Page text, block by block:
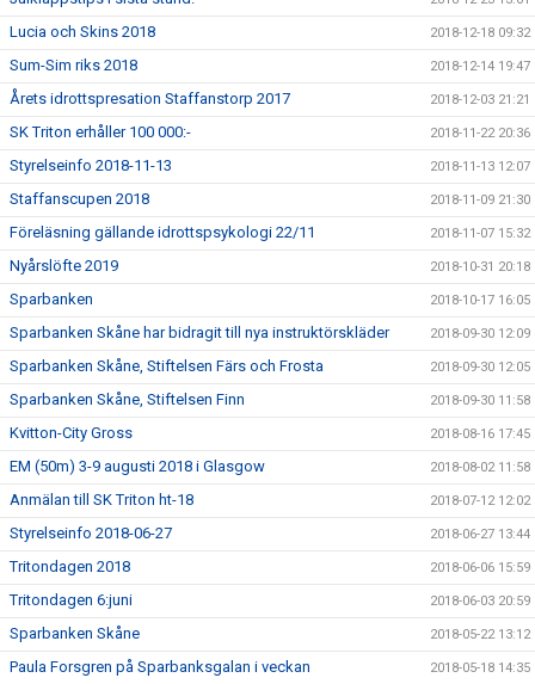
Lucia och Skins 2018 2018-12-18 09:32
Sum-Sim riks 2018 2018-12-14 19:47
Årets idrottspresation Staffanstorp 2017 2018-12-03 21:21
SK Triton erhåller 100 000:- 2018-11-22 20:36
Styrelseinfo 2018-11-13 2018-11-13 12:07
Staffanscupen 2018 2018-11-09 21:30
Föreläsning gällande idrottspsykologi 22/11 2018-11-07 15:32
Nyårslöfte 2019 2018-10-31 20:18
Sparbanken 2018-10-17 16:05
Sparbanken Skåne har bidragit till nya instruktörskläder 2018-09-30 12:09
Sparbanken Skåne, Stiftelsen Färs och Frosta 2018-09-30 12:05
Sparbanken Skåne, Stiftelsen Finn 2018-09-30 11:58
Kvitton-City Gross 2018-08-16 17:45
EM (50m) 3-9 augusti 2018 i Glasgow 2018-08-02 11:58
Anmälan till SK Triton ht-18 2018-07-12 12:02
Styrelseinfo 2018-06-27 2018-06-27 13:44
Tritondagen 2018 2018-06-06 15:59
Tritondagen 6:juni 2018-06-03 20:59
Sparbanken Skåne 2018-05-22 13:12
Paula Forsgren på Sparbanksgalan i veckan 2018-05-18 14:35